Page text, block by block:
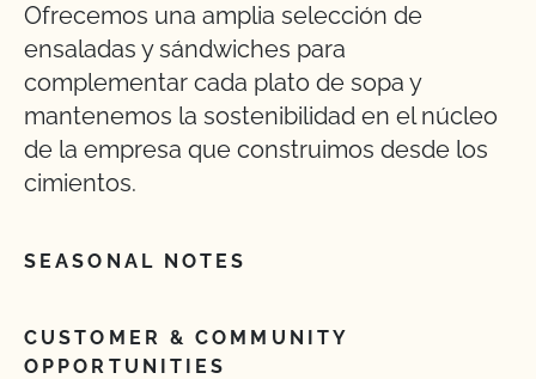
Ofrecemos una amplia selección de
ensaladas y sándwiches para
complementar cada plato de sopa y
mantenemos la sostenibilidad en el núcleo
de la empresa que construimos desde los
cimientos.
SEASONAL NOTES
CUSTOMER & COMMUNITY
OPPORTUNITIES